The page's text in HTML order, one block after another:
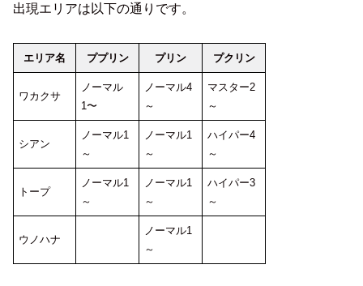
出現エリアは以下の通りです。
エリア名 ププリン プリン プクリン
ワカクサ
ノーマル
1〜
ノーマル4
～
マスター2
～
シアン
ノーマル1
～
ノーマル1
～
ハイパー4
～
トープ
ノーマル1
～
ノーマル1
～
ハイパー3
～
ウノハナ
ノーマル1
～